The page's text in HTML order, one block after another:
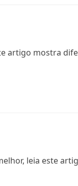
artigo mostra
leia este